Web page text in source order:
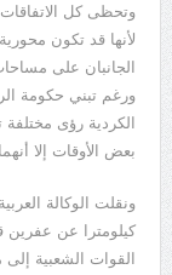
وتحظى كل
لأنها قد تكون
الجانبان على
ورغم تبني حكومة
الكردية رؤى
بعض الأوقات إلا
كيلومترا عن
القوات الشعبية